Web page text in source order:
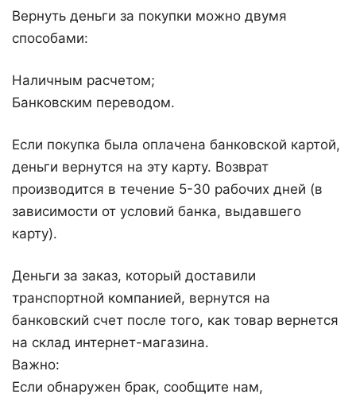
Вернуть деньги за покупки можно двумя
способами:
Наличным расчетом;
Банковским переводом.
Если покупка была оплачена банковской картой,
деньги вернутся на эту карту. Возврат
производится в течение 5-30 рабочих дней (в
зависимости от условий банка, выдавшего
карту).
Деньги за заказ, который доставили
транспортной компанией, вернутся на
банковский счет после того, как товар вернется
на склад интернет-магазина.
Важно:
Если обнаружен брак, сообщите нам,